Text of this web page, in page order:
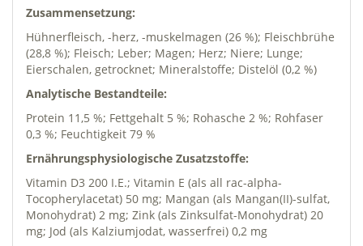
Zusammensetzung:
Hühnerfleisch, -herz, -muskelmagen (26 %); Fleischbrühe
(28,8 %); Fleisch; Leber; Magen; Herz; Niere; Lunge;
Eierschalen, getrocknet; Mineralstoffe; Distelöl (0,2 %)
Analytische Bestandteile:
Protein 11,5 %; Fettgehalt 5 %; Rohasche 2 %; Rohfaser
0,3 %; Feuchtigkeit 79 %
Ernährungsphysiologische Zusatzstoffe:
Vitamin D3 200 I.E.; Vitamin E (als all rac-alpha-
Tocopherylacetat) 50 mg; Mangan (als Mangan(II)-sulfat,
Monohydrat) 2 mg; Zink (als Zinksulfat-Monohydrat) 20
mg; Jod (als Kalziumjodat, wasserfrei) 0,2 mg